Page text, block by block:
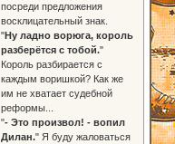
посреди предложения
восклицательный знак.
"Ну ладно ворюга, король
разберётся с тобой."
Король разбирается с
каждым воришкой? Как же
им не хватает судебной
реформы...
"- Это произвол! - вопил
Дилан." Я буду жаловаться